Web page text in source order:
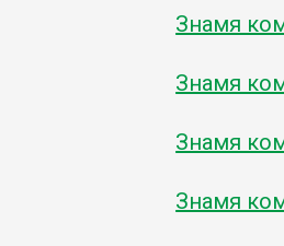
Знамя
Знамя
Знамя
Знамя